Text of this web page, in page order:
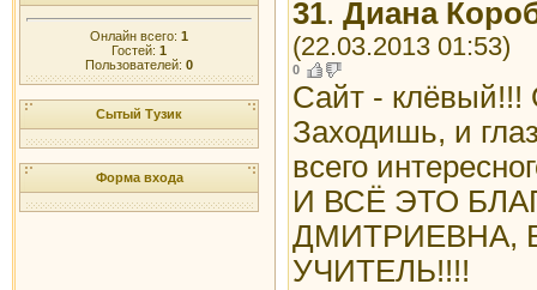
Онлайн всего: 1
Гостей: 1
Пользователей: 0
Сытый Тузик
Форма входа
31. Диана
(22.03.2013 01:53)
0
Сайт - клёвый!!!
Заходишь, и
всего
И ВСЁ ЭТО
УЧИТЕЛЬ!!!!